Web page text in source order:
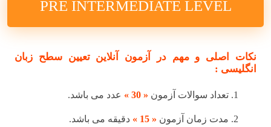
PRE INTERMEDIATE LEVEL
نکات اصلی و مهم در آزمون آنلاین تعیین سطح زبان
انگلیسی :
1. تعداد سوالات آزمون « 30 » عدد می باشد.
2. مدت زمان آزمون « 15 » دقیقه می باشد.